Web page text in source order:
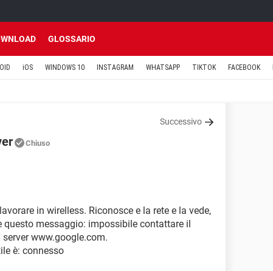
GLOSSARIO
iOS WINDOWS 10 INSTAGRAM WHATSAPP TIKTOK FACEBOOK
Successivo
Chiuso
in wirelless. Riconosce e la rete e la vede,
questo messaggio: impossibile contattare il
www.google.com.
è: connesso